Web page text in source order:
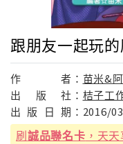
跟朋友一起玩
作 者： 苗米&
出
版 社： 桔子工
出 版 日 期： 2016/
刷誠品聯名卡 ，天